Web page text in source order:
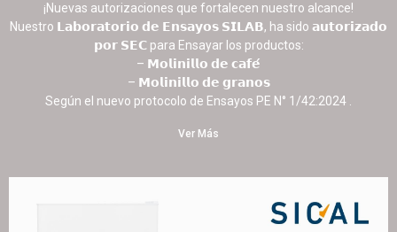
¡Nuevas autorizaciones que fortalecen nuestro alcance!
Nuestro 𝗟𝗮𝗯𝗼𝗿𝗮𝘁𝗼𝗿𝗶𝗼 𝗱𝗲 𝗘𝗻𝘀𝗮𝘆𝗼𝘀 𝗦𝗜𝗟𝗔𝗕, ha sido 𝗮𝘂𝘁𝗼𝗿𝗶𝘇𝗮𝗱𝗼
𝗽𝗼𝗿 𝗦𝗘𝗖 para Ensayar los productos:
– 𝗠𝗼𝗹𝗶𝗻𝗶𝗹𝗹𝗼 𝗱𝗲 𝗰𝗮𝗳𝗲́
– 𝗠𝗼𝗹𝗶𝗻𝗶𝗹𝗹𝗼 𝗱𝗲 𝗴𝗿𝗮𝗻𝗼𝘀
Según el nuevo protocolo de Ensayos PE N° 1/42:2024 .
Ver Más